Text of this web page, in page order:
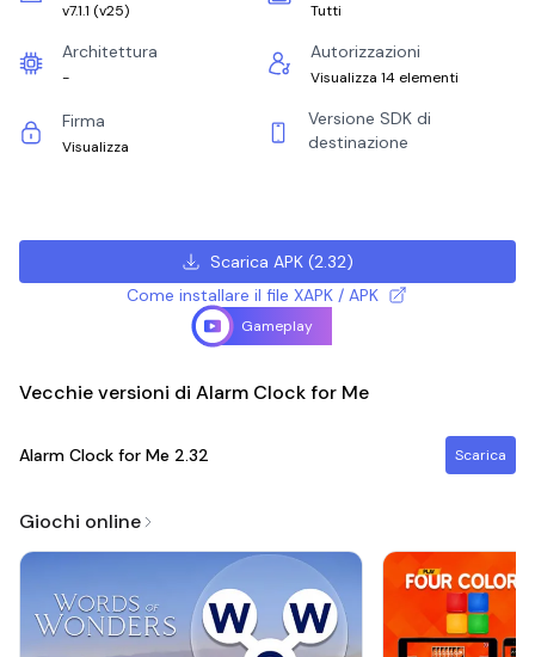
v7.1.1 (v25) Tutti
Architettura
-
Autorizzazioni
Visualizza 14 elementi
Firma
Visualizza
Versione SDK di
destinazione
Scarica APK(2.32)
Come installare il file XAPK / APK
Gameplay
Vecchie versioni di Alarm Clock for Me
Alarm Clock for Me 2.32 Scarica
Giochi online